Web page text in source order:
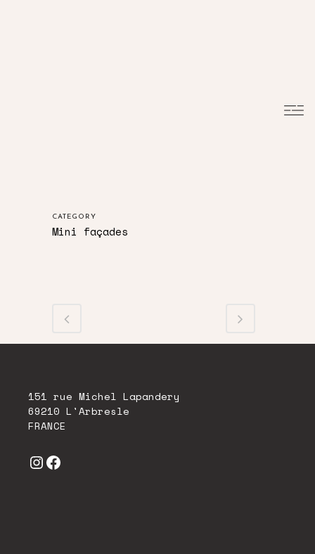
CATEGORY
Mini façades
151 rue Michel Lapandery
69210 L'Arbresle
FRANCE
Instagram Facebook